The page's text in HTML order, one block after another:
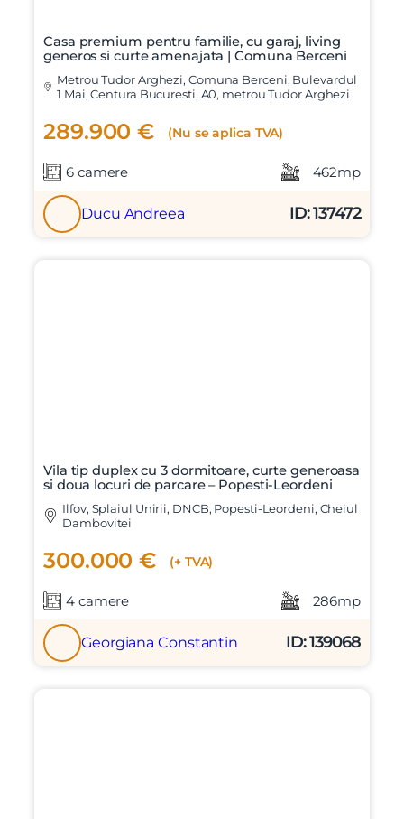
Casa premium pentru familie, cu garaj, living
generos si curte amenajata | Comuna Berceni
Metrou Tudor Arghezi, Comuna Berceni, Bulevardul
1 Mai, Centura Bucuresti, A0, metrou Tudor Arghezi
289.900 € (Nu se aplica TVA)
6 camere 462mp
Ducu Andreea ID: 137472
Vila tip duplex cu 3 dormitoare, curte generoasa
si doua locuri de parcare – Popesti-Leordeni
Ilfov, Splaiul Unirii, DNCB, Popesti-Leordeni, Cheiul
Dambovitei
300.000 € (+ TVA)
4 camere 286mp
Georgiana Constantin ID: 139068